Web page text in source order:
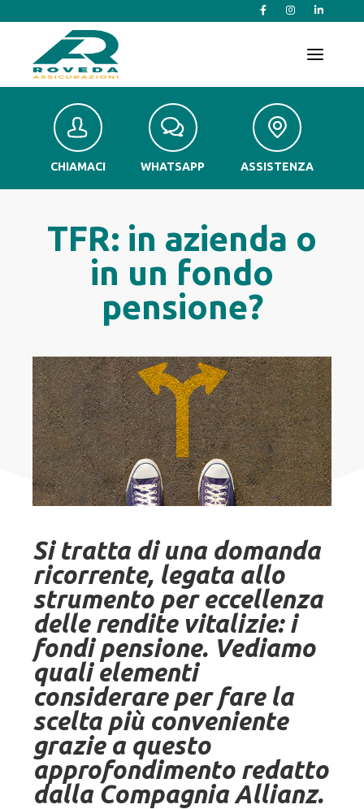
T
v
g
i
o
CHIAMACI WHATSAPP ASSISTENZA
TFR: in azienda o
in un fondo
pensione?
Si tratta di una domanda
ricorrente, legata allo
strumento per eccellenza
delle rendite vitalizie: i
fondi pensione. Vediamo
quali elementi
considerare per fare la
scelta più conveniente
grazie a questo
approfondimento redatto
dalla Compagnia Allianz.